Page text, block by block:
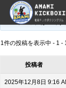
フロントページ › フォー
このトピックは空です
1件の投稿を表示中 - 1 -
投稿者
2025年12月8日 9:16